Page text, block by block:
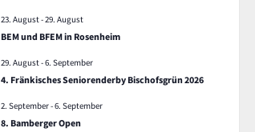
23. August-29. August
BEM und BFEM in Rosenheim
29. August-6. September
4. Fränkisches Seniorenderby Bischofsgrün 2026
2. September-6. September
8. Bamberger Open